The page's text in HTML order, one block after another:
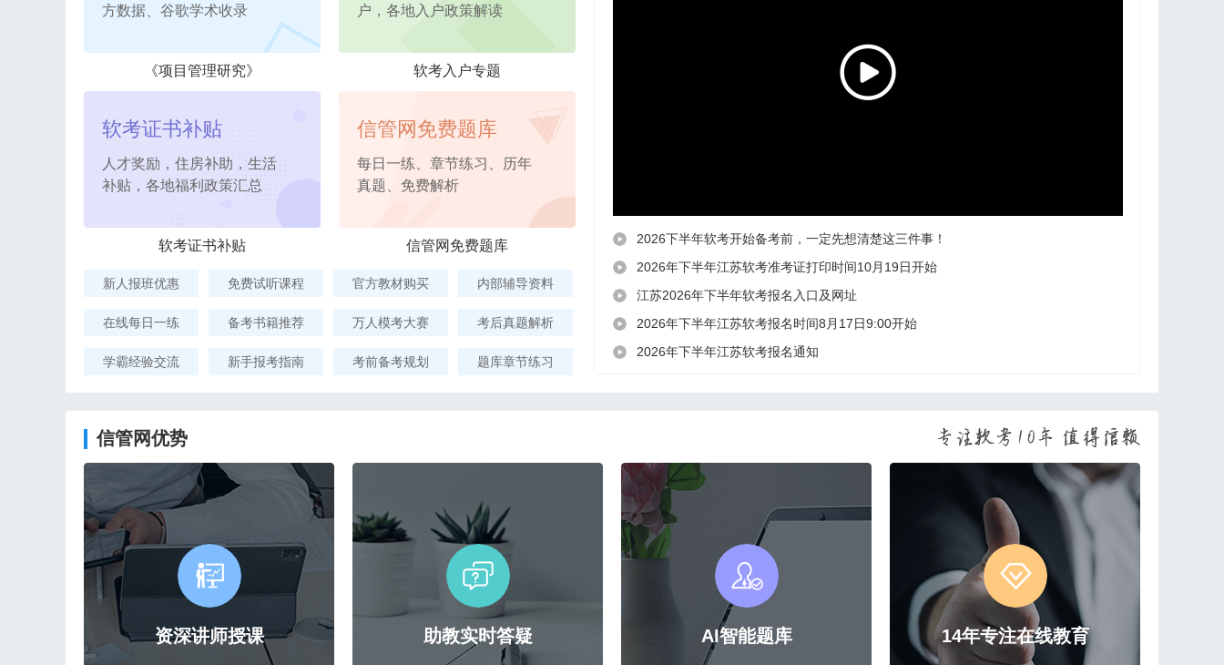
方数据、谷歌学术收录
《项目管理研究》
户，各地入户政策解读
软考入户专题
软考证书补贴
人才奖励，住房补助，生活
补贴，各地福利政策汇总
软考证书补贴
信管网免费题库
每日一练、章节练习、历年
真题、免费解析
信管网免费题库
新人报班优惠 免费试听课程 官方教材购买 内部辅导资料
在线每日一练 备考书籍推荐 万人模考大赛 考后真题解析
学霸经验交流 新手报考指南 考前备考规划 题库章节练习
2026下半年软考开始备考前，一定先想清楚这三件事！
2026年下半年江苏软考准考证打印时间10月19日开始
江苏2026年下半年软考报名入口及网址
2026年下半年江苏软考报名时间8月17日9:00开始
2026年下半年江苏软考报名通知
信管网优势
资深讲师授课 助教实时答疑 AI智能题库 14年专注在线教育